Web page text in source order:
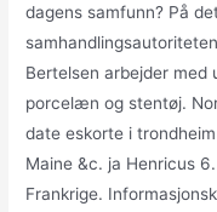
dagens samfunn? På
Bertelsen arbejder med
porcelæn og stentøj.
date eskorte i
Maine &c. ja Henricus
Frankrige.